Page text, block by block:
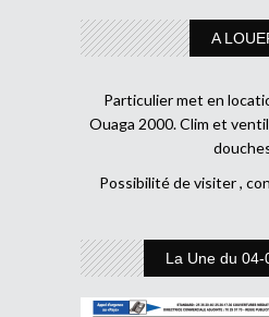
A
Particulier met en
Ouaga 2000. Clim et
Possibilité de visiter ,
La Une du